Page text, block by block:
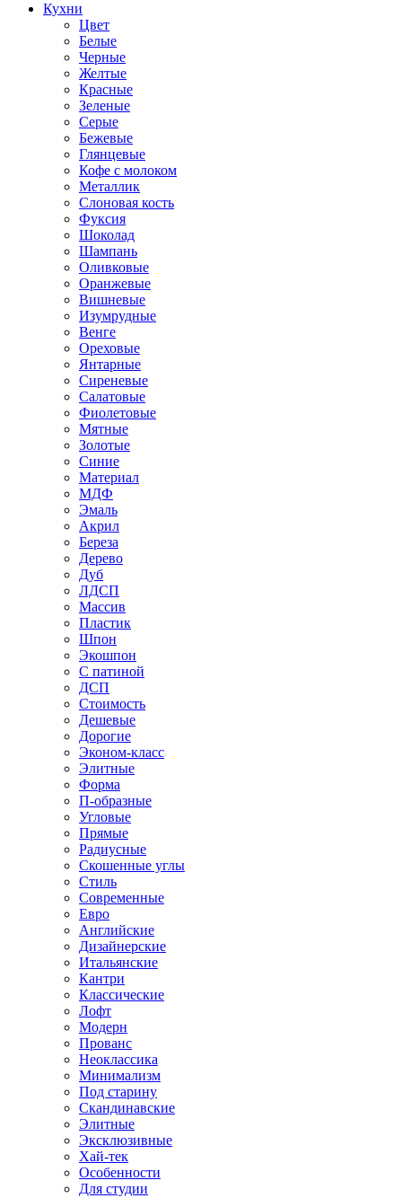
Кухни
Цвет
Белые
Черные
Желтые
Красные
Зеленые
Серые
Бежевые
Глянцевые
Кофе с молоком
Металлик
Слоновая кость
Фуксия
Шоколад
Шампань
Оливковые
Оранжевые
Вишневые
Изумрудные
Венге
Ореховые
Янтарные
Сиреневые
Салатовые
Фиолетовые
Мятные
Золотые
Синие
Материал
МДФ
Эмаль
Акрил
Береза
Дерево
Дуб
ЛДСП
Массив
Пластик
Шпон
Экошпон
С патиной
ДСП
Стоимость
Дешевые
Дорогие
Эконом-класс
Элитные
Форма
П-образные
Угловые
Прямые
Радиусные
Скошенные углы
Стиль
Современные
Евро
Английские
Дизайнерские
Итальянские
Кантри
Классические
Лофт
Модерн
Прованс
Неоклассика
Минимализм
Под старину
Скандинавские
Элитные
Эксклюзивные
Хай-тек
Особенности
Для студии